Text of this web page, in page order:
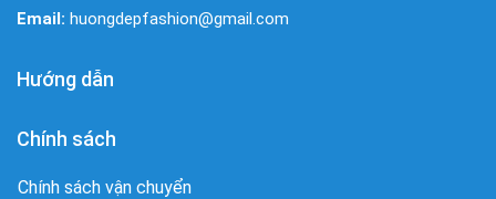
Email: huongdepfashion@gmail.com
Hướng dẫn
Chính sách
Chính sách vận chuyển